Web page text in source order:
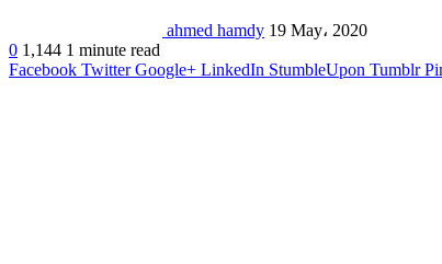
ahmed hamdy 19 May، 2020
0 1,144 1 minute read
Facebook Twitter Google+ LinkedIn StumbleUpon Tumblr